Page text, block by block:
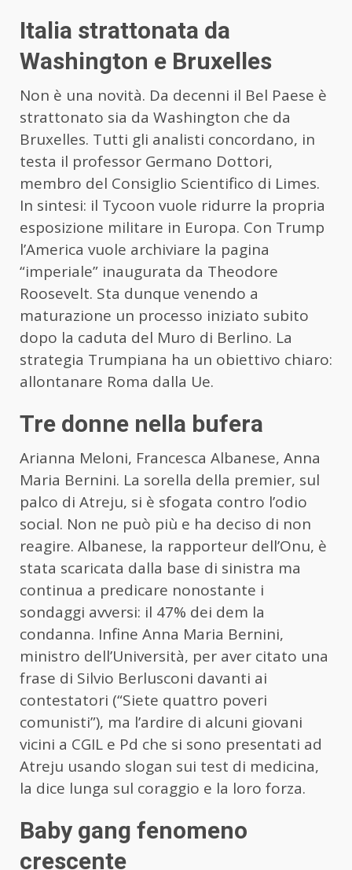
Italia strattonata da
Washington e Bruxelles
Non è una novità. Da decenni il Bel Paese è
strattonato sia da Washington che da
Bruxelles. Tutti gli analisti concordano, in
testa il professor Germano Dottori,
membro del Consiglio Scientifico di Limes.
In sintesi: il Tycoon vuole ridurre la propria
esposizione militare in Europa. Con Trump
l’America vuole archiviare la pagina
“imperiale” inaugurata da Theodore
Roosevelt. Sta dunque venendo a
maturazione un processo iniziato subito
dopo la caduta del Muro di Berlino. La
strategia Trumpiana ha un obiettivo chiaro:
allontanare Roma dalla Ue.
Tre donne nella bufera
Arianna Meloni, Francesca Albanese, Anna
Maria Bernini. La sorella della premier, sul
palco di Atreju, si è sfogata contro l’odio
social. Non ne può più e ha deciso di non
reagire. Albanese, la rapporteur dell’Onu, è
stata scaricata dalla base di sinistra ma
continua a predicare nonostante i
sondaggi avversi: il 47% dei dem la
condanna. Infine Anna Maria Bernini,
ministro dell’Università, per aver citato una
frase di Silvio Berlusconi davanti ai
contestatori (“Siete quattro poveri
comunisti”), ma l’ardire di alcuni giovani
vicini a CGIL e Pd che si sono presentati ad
Atreju usando slogan sui test di medicina,
la dice lunga sul coraggio e la loro forza.
Baby gang fenomeno
crescente